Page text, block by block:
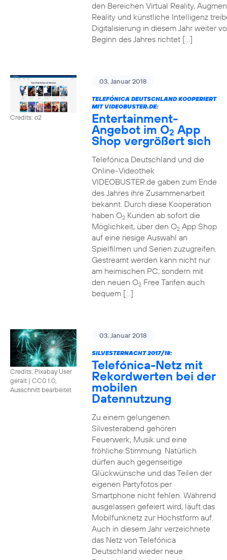
den Bereichen Virtual Reality,
Reality und künstliche Intelligenz
Digitalisierung in diesem Jahr weiter
Beginn des Jahres richtet […]
Credits: o2
03. Januar 2018
TELEFÓNICA DEUTSCHLAND KOOPERIERT
MIT VIDEOBUSTER.DE:
Entertainment-
Angebot im O2 App
Shop vergrößert sich
Telefónica Deutschland und die
Online-Videothek
VIDEOBUSTER.de gaben zum Ende
des Jahres ihre Zusammenarbeit
bekannt. Durch diese Kooperation
haben O2Kunden ab sofort die
Möglichkeit, über den O2App Shop
auf eine riesige Auswahl an
Spielfilmen und Serien zuzugreifen.
Gestreamt werden kann nicht nur
am heimischen PC, sondern mit
den neuen O2Free Tarifen auch
bequem […]
Credits: Pixabay User
geralt | CC0 1.0,
Ausschnitt bearbeitet
03. Januar 2018
SILVESTERNACHT 2017/18:
Telefónica-Netz mit
Rekordwerten bei der
mobilen
Datennutzung
Zu einem gelungenen
Silvesterabend gehören
Feuerwerk, Musik und eine
fröhliche Stimmung. Natürlich
dürfen auch gegenseitige
Glückwünsche und das Teilen der
eigenen Partyfotos per
Smartphone nicht fehlen. Während
ausgelassen gefeiert wird, läuft das
Mobilfunknetz zur Höchstform auf.
Auch in diesem Jahr verzeichnete
das Netz von Telefónica
Deutschland wieder neue